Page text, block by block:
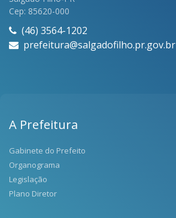
Cep: 85620-000
(46) 3564-1202
prefeitura@salgadofilho.pr.gov.br
A Prefeitura
Gabinete do Prefeito
Organograma
Legislação
Plano Diretor